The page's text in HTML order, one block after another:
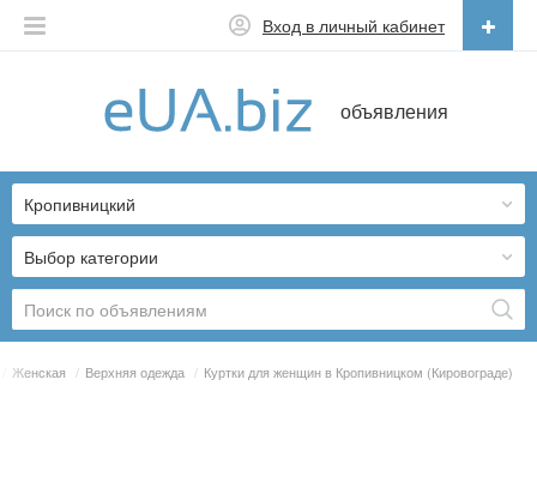
объявления
Вход в личный кабинет
Українська
Выбор категории
Кропивницкий
Женская / Верхняя одежда / Куртки для женщин в Кропивницком (Кировограде)